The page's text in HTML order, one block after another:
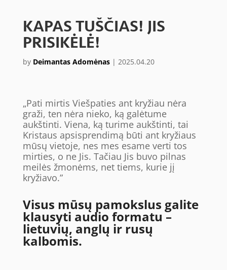
KAPAS TUŠČIAS! JIS
PRISIKĖLĖ!
by Deimantas Adomėnas| 2025.04.20
„Pati mirtis Viešpaties ant kryžiau nėra
graži, ten nėra nieko, ką galėtume
aukštinti. Viena, ką turime aukštinti, tai
Kristaus apsisprendimą būti ant kryžiaus
mūsų vietoje, nes mes esame verti tos
mirties, o ne Jis. Tačiau Jis buvo pilnas
meilės žmonėms, net tiems, kurie jį
kryžiavo.”
Visus mūsų pamokslus galite
klausyti audio formatu –
lietuvių, anglų ir rusų
kalbomis.